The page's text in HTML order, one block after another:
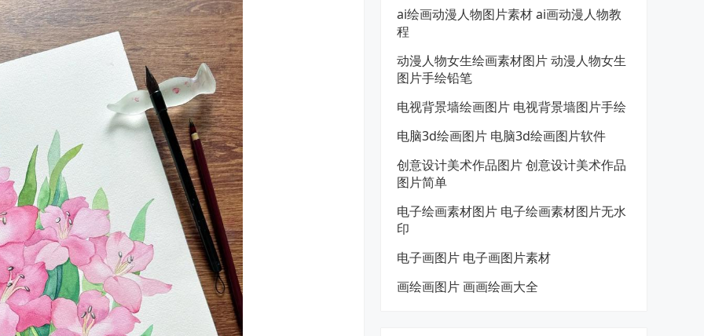
ai绘画动漫人物图片素材 ai画动漫人物教
程
动漫人物女生绘画素材图片 动漫人物女生
图片手绘铅笔
电视背景墙绘画图片 电视背景墙图片手绘
电脑3d绘画图片 电脑3d绘画图片软件
创意设计美术作品图片 创意设计美术作品
图片简单
电子绘画素材图片 电子绘画素材图片无水
印
电子画图片 电子画图片素材
画绘画图片 画画绘画大全